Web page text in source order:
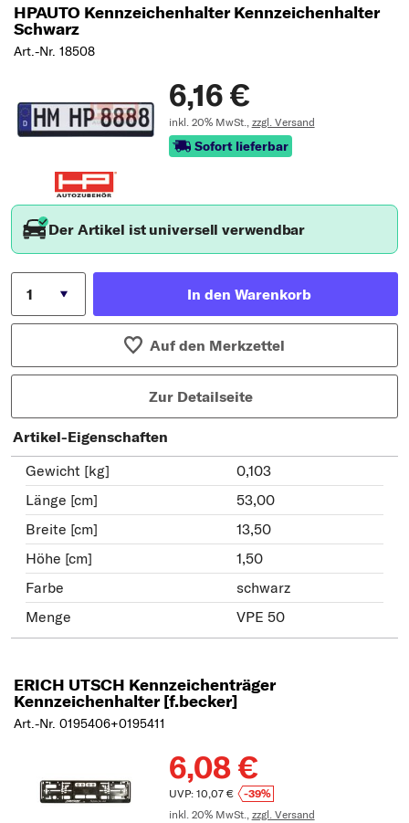
HPAUTO Kennzeichenhalter Kennzeichenhalter
Schwarz
Art.-Nr. 18508
6,16 €
inkl. 20% MwSt., zzgl. Versand
Sofort lieferbar
Der Artikel ist universell verwendbar
In den Warenkorb
Auf den Merkzettel
Zur Detailseite
Artikel-Eigenschaften
Gewicht [kg]
0,103
Länge [cm]
53,00
Breite [cm]
13,50
Höhe [cm]
1,50
Farbe
schwarz
Menge
VPE 50
ERICH UTSCH Kennzeichenträger
Kennzeichenhalter [f.becker]
Art.-Nr. 0195406+0195411
6,08 €
UVP: 10,07 €
-39%
inkl. 20% MwSt., zzgl. Versand